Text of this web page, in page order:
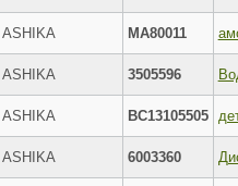
ASHIKA MA80011
ASHIKA 3505596
ASHIKA BC13105505
ASHIKA 6003360